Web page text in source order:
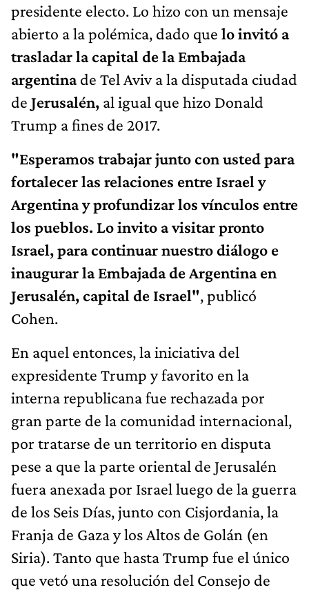
presidente electo. Lo hizo con un mensaje
abierto a la polémica, dado que lo invitó a
trasladar la capital de la Embajada
argentinade Tel Aviv a la disputada ciudad
de Jerusalén, al igual que hizo Donald
Trump a fines de 2017.
"Esperamos trabajar junto con usted para
fortalecer las relaciones entre Israel y
Argentina y profundizar los vínculos entre
los pueblos. Lo invito a visitar pronto
Israel, para continuar nuestro diálogo e
inaugurar la Embajada de Argentina en
Jerusalén, capital de Israel", publicó
Cohen.
En aquel entonces, la iniciativa del
expresidente Trump y favorito en la
interna republicana fue rechazada por
gran parte de la comunidad internacional,
por tratarse de un territorio en disputa
pese a que la parte oriental de Jerusalén
fuera anexada por Israel luego de la guerra
de los Seis Días, junto con Cisjordania, la
Franja de Gaza y los Altos de Golán (en
Siria). Tanto que hasta Trump fue el único
que vetó una resolución del Consejo de